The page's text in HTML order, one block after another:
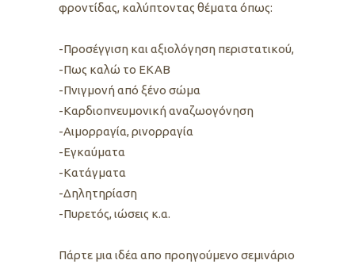
φροντίδας, καλύπτοντας θέματα όπως:
-Προσέγγιση και αξιολόγηση περιστατικού,
-Πως καλώ το ΕΚΑΒ
-Πνιγμονή από ξένο σώμα
-Καρδιοπνευμονική αναζωογόνηση
-Αιμορραγία, ρινορραγία
-Εγκαύματα
-Κατάγματα
-Δηλητηρίαση
-Πυρετός, ιώσεις κ.α.
Πάρτε μια ιδέα απο προηγούμενο σεμινάριο